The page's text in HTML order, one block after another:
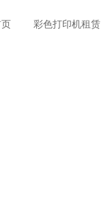
彩色打印机租赁